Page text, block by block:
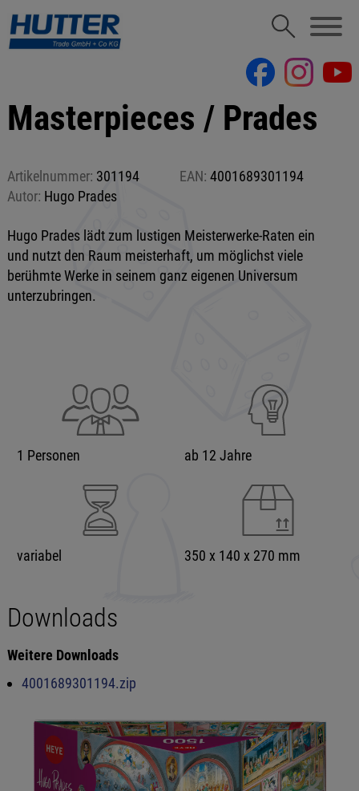
Masterpieces / Prades
Artikelnummer: 301194 EAN: 4001689301194
Autor: Hugo Prades
Hugo Prades lädt zum lustigen Meisterwerke-Raten ein
und nutzt den Raum meisterhaft, um möglichst viele
berühmte Werke in seinem ganz eigenen Universum
unterzubringen.
1 Personen ab 12 Jahre
variabel 350 x 140 x 270 mm
Downloads
Weitere Downloads
4001689301194.zip